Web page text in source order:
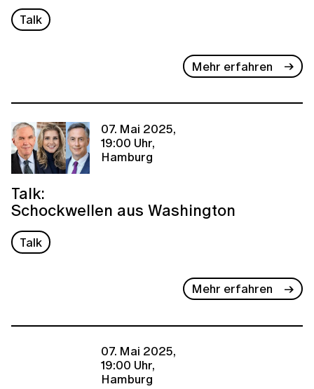
Talk
Mehr erfahren
07. Mai 2025,
19:00 Uhr,
Hamburg
Talk:
Schockwellen aus Washington
Talk
Mehr erfahren
07. Mai 2025,
19:00 Uhr,
Hamburg